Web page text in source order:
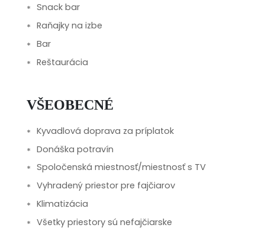
Snack bar
Raňajky na izbe
Bar
Reštaurácia
VŠEOBECNÉ
Kyvadlová doprava za príplatok
Donáška potravín
Spoločenská miestnosť/miestnosť s TV
Vyhradený priestor pre fajčiarov
Klimatizácia
Všetky priestory sú nefajčiarske